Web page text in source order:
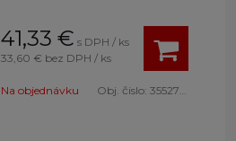
41,33 € s DPH / ks
33,60 € bez DPH / ks
Na objednávku Obj. čislo: 3552723 164-S